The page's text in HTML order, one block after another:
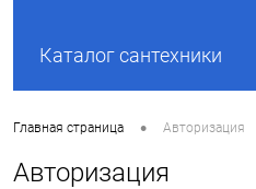
Каталог сантехники
Главная страница • Авторизация
Авторизация